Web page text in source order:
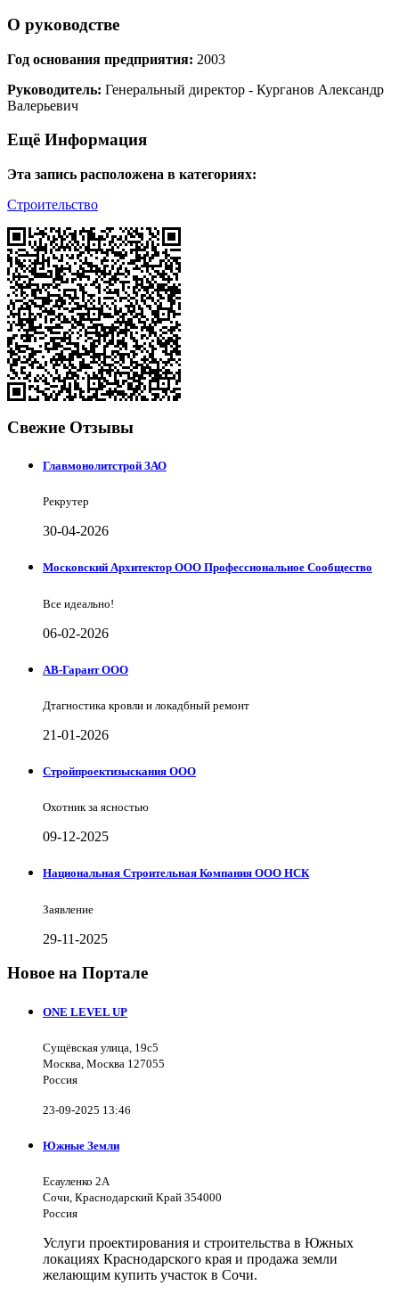
О руководстве
Год основания предприятия: 2003
Руководитель: Генеральный директор - Курганов Александр
Валерьевич
Ещё Информация
Эта запись расположена в категориях:
Строительство
Свежие Отзывы
Главмонолитстрой ЗАО
Рекрутер
30-04-2026
Московский Архитектор ООО Профессиональное Сообщество
Все идеально!
06-02-2026
АВ-Гарант ООО
Дтагностика кровли и локадбный ремонт
21-01-2026
Стройпроектизыскания ООО
Охотник за ясностью
09-12-2025
Национальная Строительная Компания ООО НСК
Заявление
29-11-2025
Новое на Портале
ONE LEVEL UP
Сущёвская улица, 19с5
Москва, Москва 127055
Россия
23-09-2025 13:46
Южные Земли
Есауленко 2А
Сочи, Краснодарский Край 354000
Россия
Услуги проектирования и строительства в Южных
локациях Краснодарского края и продажа земли
желающим купить участок в Сочи.